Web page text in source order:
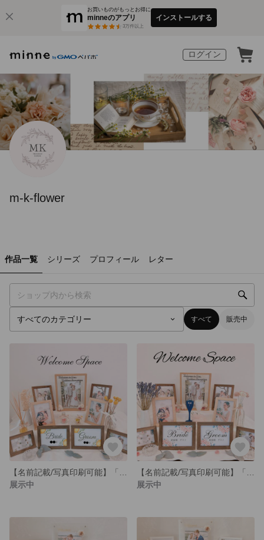
お買いものがもっとお得に
minneのアプリ
3万件以上
インストールする
ログイン
m-k-flower
作品一覧 シリーズ プロフィール レター
すべて 販売中
展示中
展示中